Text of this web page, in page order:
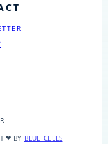
❤ BY BLUE CELLS